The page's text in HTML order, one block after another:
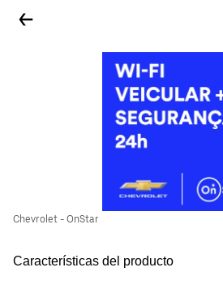
Chevrolet - OnStar
Características del producto